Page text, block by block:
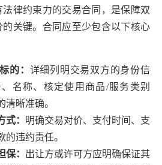
律约束力的交易合同，是保障双
关键。合同应至少包含以下核心
的： 详细列明交易双方的身份信
名称、核定使用商品/服务类别
清晰准确。
式： 明确交易对价、支付时间、支
的违约责任。
保： 出让方或许可方应明确保证其